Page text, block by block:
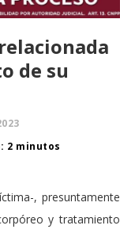
de su
2 minutos
, presuntamente
y tratamiento